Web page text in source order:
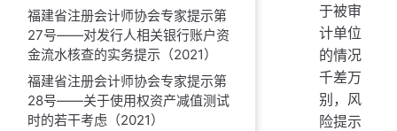
福建省注册会计师协会专家提示第
27号——对发行人相关银行账户资
金流水核查的实务提示（2021）
福建省注册会计师协会专家提示第
28号——关于使用权资产减值测试
时的若干考虑（2021）
于被审
计单位
的情况
千差万
别，风
险提示